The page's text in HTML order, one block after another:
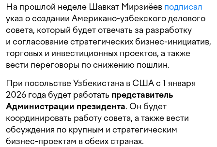
На прошлой неделе Шавкат Мирзиёев подписал
указ о создании Американо-узбекского делового
совета, который будет отвечать за разработку
и согласование стратегических бизнес-инициатив,
торговых и инвестиционных проектов, а также
вести переговоры по снижению пошлин.
При посольстве Узбекистана в США с 1 января
2026 года будет работать представитель
Администрации президента. Он будет
координировать работу совета, а также вести
обсуждения по крупным и стратегическим
бизнес-проектам в обеих странах.